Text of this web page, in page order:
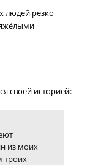
людей резко
своей историей:
из моих
троих